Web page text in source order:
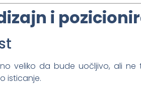
i
veliko da bude uočljivo, ali
isticanje.